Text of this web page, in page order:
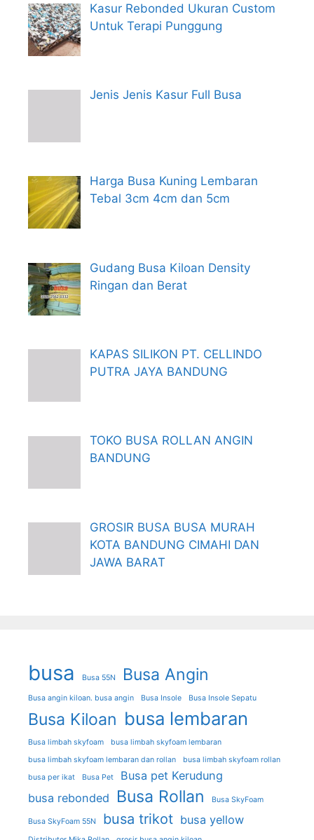
Kasur Rebonded Ukuran Custom
Untuk Terapi Punggung
Jenis Jenis Kasur Full Busa
Harga Busa Kuning Lembaran
Tebal 3cm 4cm dan 5cm
Gudang Busa Kiloan Density
Ringan dan Berat
KAPAS SILIKON PT. CELLINDO
PUTRA JAYA BANDUNG
TOKO BUSA ROLLAN ANGIN
BANDUNG
GROSIR BUSA BUSA MURAH
KOTA BANDUNG CIMAHI DAN
JAWA BARAT
busa Busa 55N Busa Angin
Busa angin kiloan. busa angin Busa Insole Busa Insole Sepatu
Busa Kiloan busa lembaran
Busa limbah skyfoam
busa limbah skyfoam lembaran
busa limbah skyfoam lembaran dan rollan
busa limbah skyfoam rollan
busa per ikat
Busa Pet
Busa pet Kerudung
busa rebonded
Busa Rollan Busa SkyFoam
Busa SkyFoam 55N busa trikot busa yellow